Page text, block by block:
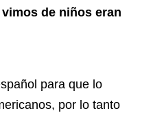
de niños eran
para que lo
por lo tanto